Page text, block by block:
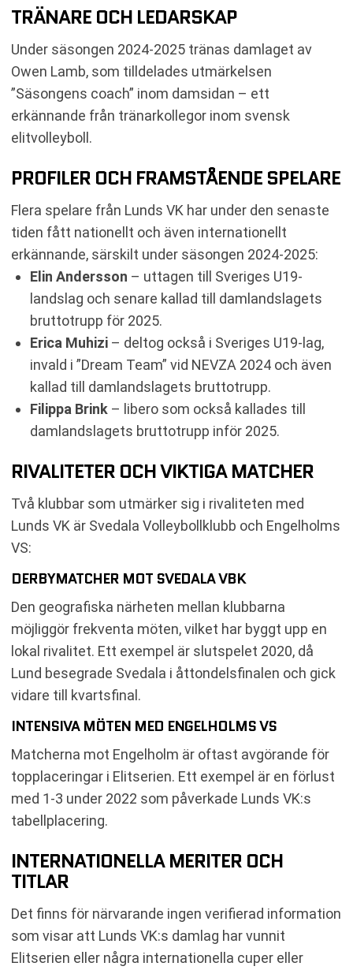
TRÄNARE OCH LEDARSKAP
Under säsongen 2024-2025 tränas damlaget av
Owen Lamb, som tilldelades utmärkelsen
”Säsongens coach” inom damsidan – ett
erkännande från tränarkollegor inom svensk
elitvolleyboll.
PROFILER OCH FRAMSTÅENDE SPELARE
Flera spelare från Lunds VK har under den senaste
tiden fått nationellt och även internationellt
erkännande, särskilt under säsongen 2024-2025:
Elin Andersson – uttagen till Sveriges U19-
landslag och senare kallad till damlandslagets
bruttotrupp för 2025.
Erica Muhizi – deltog också i Sveriges U19-lag,
invald i ”Dream Team” vid NEVZA 2024 och även
kallad till damlandslagets bruttotrupp.
Filippa Brink – libero som också kallades till
damlandslagets bruttotrupp inför 2025.
RIVALITETER OCH VIKTIGA MATCHER
Två klubbar som utmärker sig i rivaliteten med
Lunds VK är Svedala Volleybollklubb och Engelholms
VS:
DERBYMATCHER MOT SVEDALA VBK
Den geografiska närheten mellan klubbarna
möjliggör frekventa möten, vilket har byggt upp en
lokal rivalitet. Ett exempel är slutspelet 2020, då
Lund besegrade Svedala i åttondelsfinalen och gick
vidare till kvartsfinal.
INTENSIVA MÖTEN MED ENGELHOLMS VS
Matcherna mot Engelholm är oftast avgörande för
topplaceringar i Elitserien. Ett exempel är en förlust
med 1-3 under 2022 som påverkade Lunds VK:s
tabellplacering.
INTERNATIONELLA MERITER OCH
TITLAR
Det finns för närvarande ingen verifierad information
som visar att Lunds VK:s damlag har vunnit
Elitserien eller några internationella cuper eller